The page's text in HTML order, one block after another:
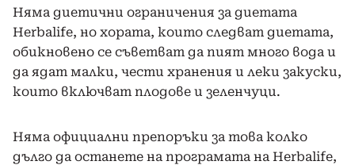
Няма диетични ограничения за диетата
Herbalife, но хората, които следват диетата,
обикновено се съветват да пият много вода и
да ядат малки, чести хранения и леки закуски,
които включват плодове и зеленчуци.
Няма официални препоръки за това колко
дълго да останете на програмата на Herbalife,